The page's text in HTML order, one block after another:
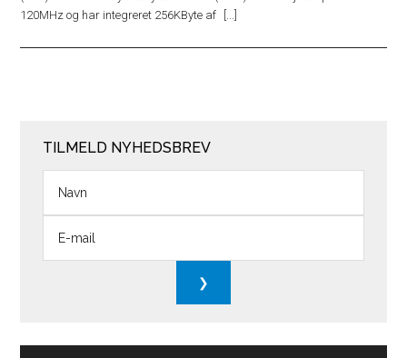
120MHz og har integreret 256KByte af
TILMELD NYHEDSBREV